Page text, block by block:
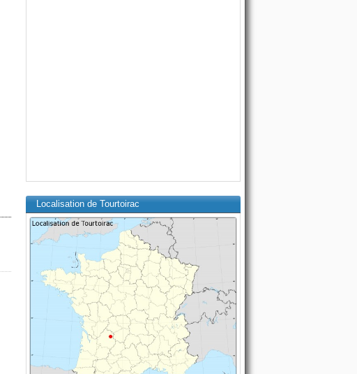
Localisation de Tourtoirac